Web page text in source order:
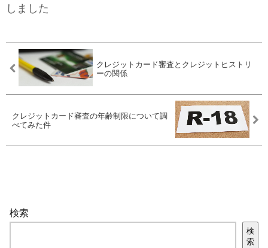
しました
クレジットカード審査とクレジットヒストリ
ーの関係
クレジットカード審査の年齢制限について調
べてみた件
検索
検
索